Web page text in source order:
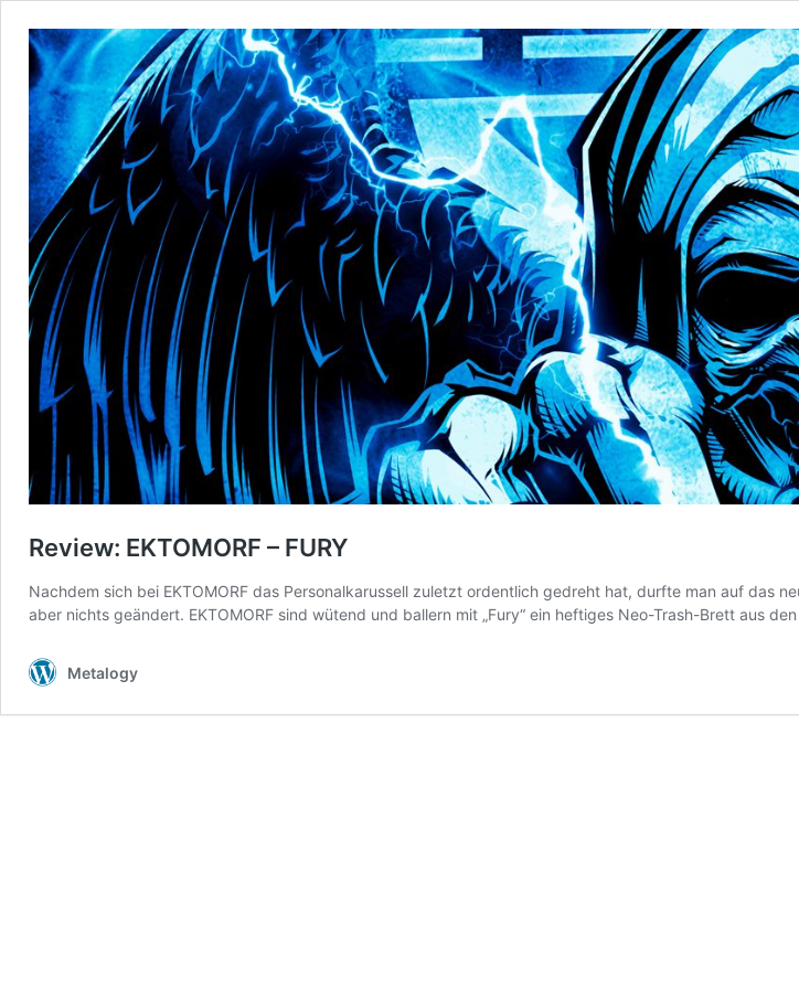
Review: EKTOMORF – FURY
Nachdem sich bei EKTOMORF das Personalkarussell zuletzt ordentlich gedreht hat, durfte man auf das
aber nichts geändert. EKTOMORF sind wütend und ballern mit „Fury“ ein heftiges Neo-Trash-Brett aus
Metalogy